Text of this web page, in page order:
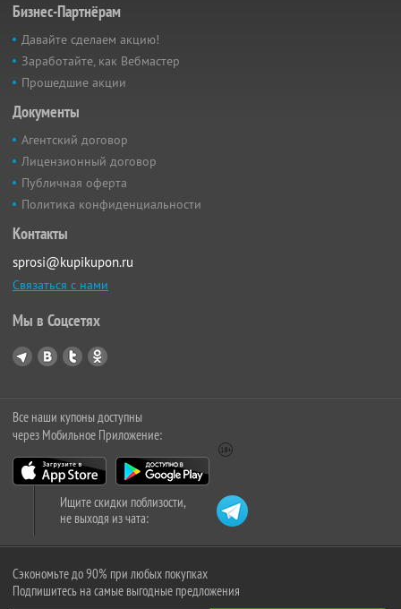
Бизнес-Партнёрам
Давайте сделаем акцию!
Заработайте, как Вебмастер
Прошедшие акции
Документы
Агентский договор
Лицензионный договор
Публичная оферта
Политика конфиденциальности
Контакты
sprosi@kupikupon.ru
Связаться с нами
Мы в Соцсетях
Все наши купоны доступны
через Мобильное Приложение:
Ищите скидки поблизости,
не выходя из чата:
Сэкономьте до 90% при любых покупках
Подпишитесь на самые выгодные предложения